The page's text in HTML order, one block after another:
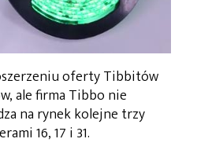
oferty Tibbitów
ale firma Tibbo nie
na rynek kolejne trzy
16, 17 i 31.